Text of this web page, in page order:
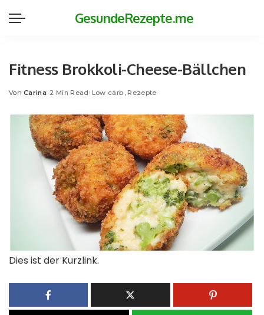
GesundeRezepte.me
Fitness Brokkoli-Cheese-Bällchen
Posted
Von Carina 2 Min Read Low carb Rezepte
Dies ist der Kurzlink.